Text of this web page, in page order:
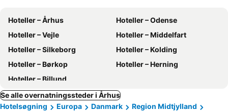
Hoteller – Århus
Hoteller – Odense
Hoteller – Vejle
Hoteller – Middelfart
Hoteller – Silkeborg
Hoteller – Kolding
Hoteller – Børkop
Hoteller – Herning
Hoteller – Billund
Se alle overnatningssteder i Århus
Hotelsøgning
Europa Danmark
Region Midtjylland